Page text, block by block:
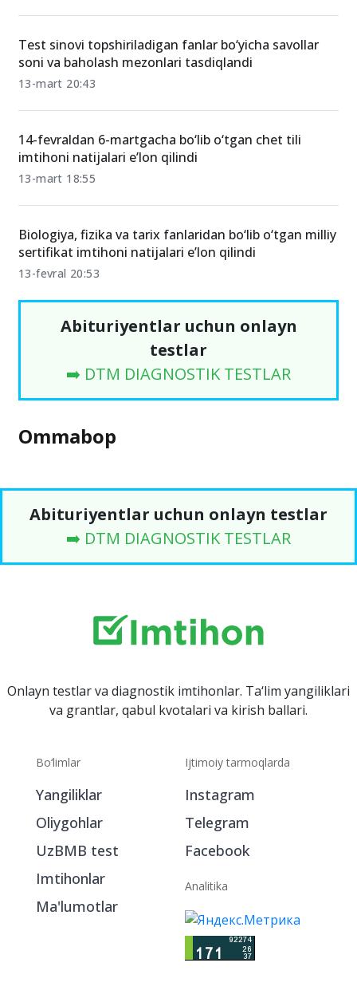
Test sinovi topshiriladigan fanlar bo‘yicha savollar
soni va baholash mezonlari tasdiqlandi
13-mart 20:43
14-fevraldan 6-martgacha bo‘lib o‘tgan chet tili
imtihoni natijalari e’lon qilindi
13-mart 18:55
Biologiya, fizika va tarix fanlaridan bo‘lib o‘tgan milliy
sertifikat imtihoni natijalari e’lon qilindi
13-fevral 20:53
Abituriyentlar uchun onlayn
testlar
➡️ DTM DIAGNOSTIK TESTLAR
Ommabop
Abituriyentlar uchun onlayn testlar
➡️ DTM DIAGNOSTIK TESTLAR
Onlayn testlar va diagnostik imtihonlar. Ta‘lim yangiliklari
va grantlar, qabul kvotalari va kirish ballari.
Bo‘limlar
Yangiliklar
Oliygohlar
UzBMB test
Imtihonlar
Ma'lumotlar
Ijtimoiy tarmoqlarda
Instagram
Telegram
Facebook
Analitika